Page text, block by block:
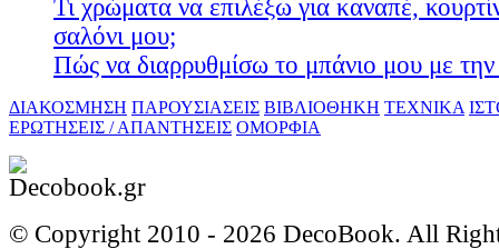
Τι χρώματα να επιλέξω για καναπέ,
σαλόνι μου;
Πώς να διαρρυθμίσω το μπάνιο μου με την
ΔΙΑΚΟΣΜΗΣΗ ΠΑΡΟΥΣΙΑΣΕΙΣ ΒΙΒΛΙΟΘΗΚΗ ΤΕΧΝΙΚΑ
ΕΡΩΤΗΣΕΙΣ / ΑΠΑΝΤΗΣΕΙΣ ΟΜΟΡΦΙΑ
© Copyright 2010 - 2026 DecoBook. All